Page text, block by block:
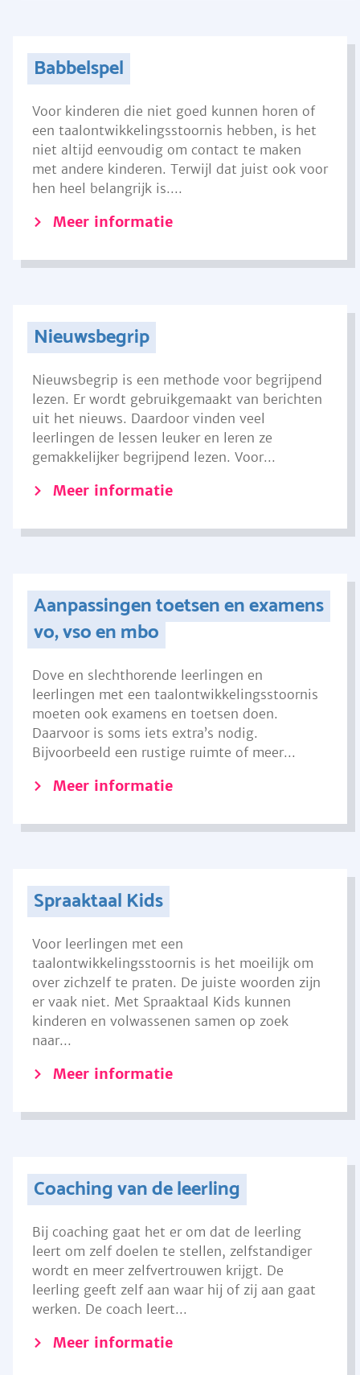
Babbelspel
Voor kinderen die niet goed kunnen horen of
een taalontwikkelingsstoornis hebben, is het
niet altijd eenvoudig om contact te maken
met andere kinderen. Terwijl dat juist ook voor
hen heel belangrijk is....
Meer informatie
Nieuwsbegrip
Nieuwsbegrip is een methode voor begrijpend
lezen. Er wordt gebruikgemaakt van berichten
uit het nieuws. Daardoor vinden veel
leerlingen de lessen leuker en leren ze
gemakkelijker begrijpend lezen. Voor...
Meer informatie
Aanpassingen toetsen en examens
vo, vso en mbo
Dove en slechthorende leerlingen en
leerlingen met een taalontwikkelingsstoornis
moeten ook examens en toetsen doen.
Daarvoor is soms iets extra’s nodig.
Bijvoorbeeld een rustige ruimte of meer...
Meer informatie
Spraaktaal Kids
Voor leerlingen met een
taalontwikkelingsstoornis is het moeilijk om
over zichzelf te praten. De juiste woorden zijn
er vaak niet. Met Spraaktaal Kids kunnen
kinderen en volwassenen samen op zoek
naar...
Meer informatie
Coaching van de leerling
Bij coaching gaat het er om dat de leerling
leert om zelf doelen te stellen, zelfstandiger
wordt en meer zelfvertrouwen krijgt. De
leerling geeft zelf aan waar hij of zij aan gaat
werken. De coach leert...
Meer informatie